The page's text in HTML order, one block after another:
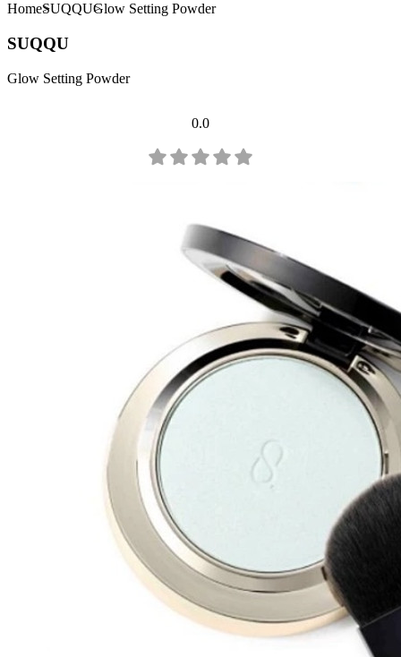
HomeSUQQUGlow Setting Powder
SUQQU
Glow Setting Powder
0.0